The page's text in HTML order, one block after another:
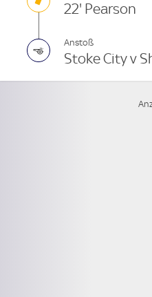
22' Pearson
Anstoß
Stoke City v